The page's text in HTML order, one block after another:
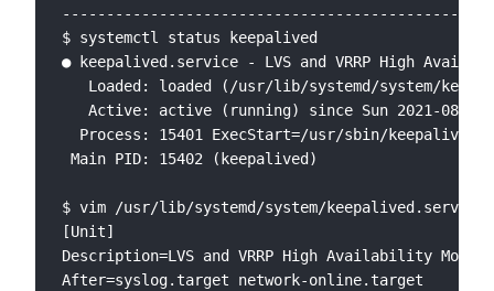
$ systemctl status keepalived
● keepalived.service - LVS and VRRP High
Loaded: loaded (/usr/lib/systemd/system/
Active: active (running) since Sun 2021-08-
Process: 15401 ExecStart=/usr/sbin/keepalived
Main PID: 15402 (keepalived)
$ vim /usr/lib/systemd/system/keepalived.service
[Unit]
Description=LVS and VRRP High Availability
After=syslog.target network-online.target